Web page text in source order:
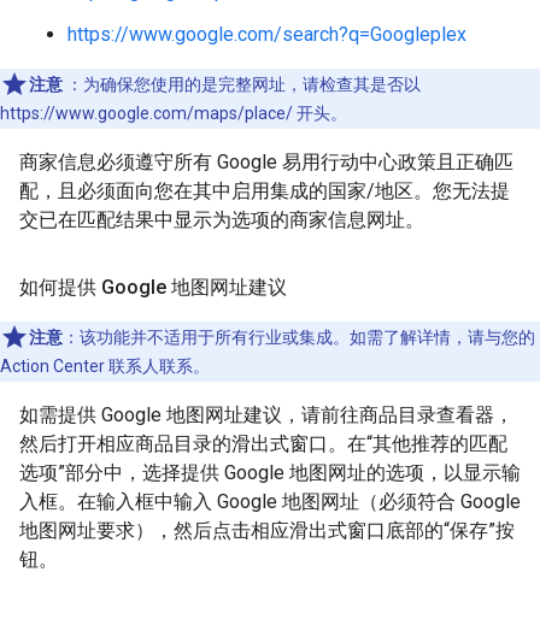
https://www.google.com/search?q=Googleplex
注意 ：为确保您使用的是完整网址，请检查其是否以
https://www.google.com/maps/place/ 开头。
商家信息必须遵守所有 Google 易用行动中心政策且正确匹
配，且必须面向您在其中启用集成的国家/地区。您无法提
交已在匹配结果中显示为选项的商家信息网址。
如何提供 Google 地图网址建议
注意 ：该功能并不适用于所有行业或集成。如需了解详情，请与您的
Action Center 联系人联系。
如需提供 Google 地图网址建议，请前往商品目录查看器，
然后打开相应商品目录的滑出式窗口。在“其他推荐的匹配
选项”部分中，选择提供 Google 地图网址的选项，以显示输
入框。在输入框中输入 Google 地图网址（必须符合 Google
地图网址要求），然后点击相应滑出式窗口底部的“保存”按
钮。